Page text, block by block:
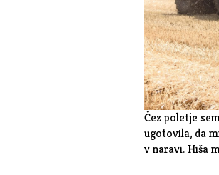
Čez poletje
ugotovila, da
v naravi. Hiša